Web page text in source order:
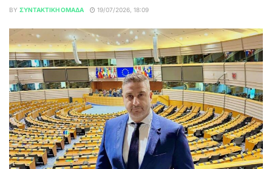
BY ΣΥΝΤΑΚΤΙΚΉ ΟΜΆΔΑ 19/07/2026, 18:09